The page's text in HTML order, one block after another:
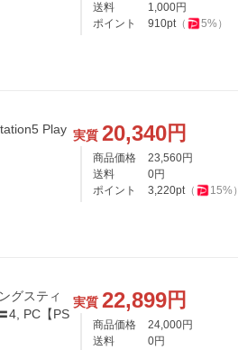
送料
1,000円
ポイント
910pt（ 5%）
Play 実質 20,340円
商品価格 23,560円
送料
0円
ポイント
3,220pt（ 15%）
グスティ
4, PC【PS
実質 22,899円
商品価格 24,000円
送料
0円